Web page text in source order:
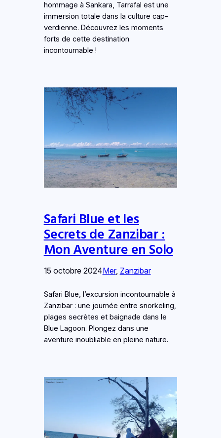
hommage à Sankara, Tarrafal est une
immersion totale dans la culture cap-
verdienne. Découvrez les moments
forts de cette destination
incontournable !
Safari Blue et les
Secrets de Zanzibar :
Mon Aventure en Solo
15 octobre 2024Mer, Zanzibar
Safari Blue, l’excursion incontournable à
Zanzibar : une journée entre snorkeling,
plages secrètes et baignade dans le
Blue Lagoon. Plongez dans une
aventure inoubliable en pleine nature.